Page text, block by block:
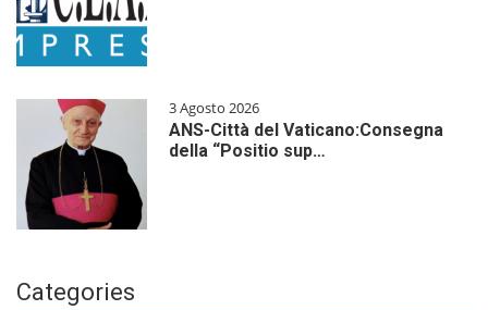
3 Agosto 2026
ANS-Città del Vaticano:Consegna
della “Positio sup…
Categories